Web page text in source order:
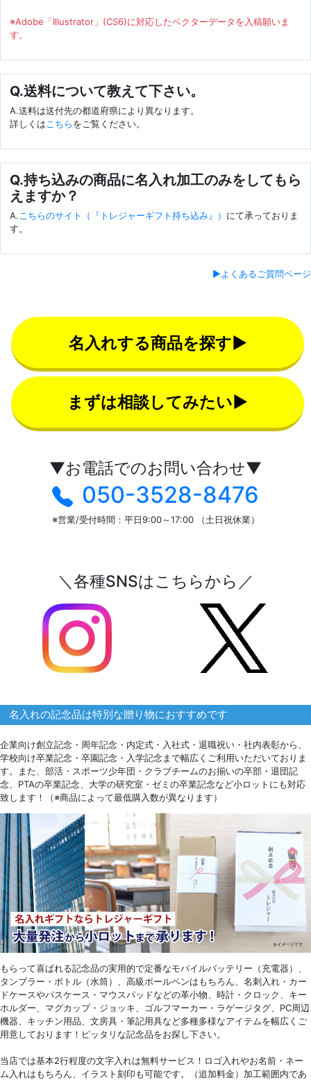
※Adobe「Illustrator」(CS6)に対応したベクターデータを入稿願いま
す。
Q.送料について教えて下さい。
A.送料は送付先の都道府県により異なります。
詳しくは こちらをご覧ください。
Q.持ち込みの商品に名入れ加工のみをしてもら
えますか？
A. こちらのサイト（『トレジャーギフト持ち込み』） にて承っておりま
す。
▶よくあるご質問ページ
名入れする商品を探す▶
まずは相談してみたい▶
▼お電話でのお問い合わせ▼
050-3528-8476
※営業/受付時間：平日9:00～17:00 （土日祝休業）
＼各種SNSはこちらから／
名入れの記念品は特別な贈り物におすすめです
企業向け創立記念・周年記念・内定式・入社式・退職祝い・社内表彰から、
学校向け卒業記念・卒園記念・入学記念まで幅広くご利用いただいておりま
す。また、部活・スポーツ少年団・クラブチームのお揃いの卒部・退団記
念、PTAの卒業記念、大学の研究室・ゼミの卒業記念など小ロットにも対応
致します！（※商品によって最低購入数が異なります）
もらって喜ばれる記念品の実用的で定番なモバイルバッテリー（充電器）、
タンブラー・ボトル（水筒）、高級ボールペンはもちろん、名刺入れ・カー
ドケースやパスケース・マウスパッドなどの革小物、時計・クロック、キー
ホルダー、マグカップ・ジョッキ、ゴルフマーカー・ラゲージタグ、PC周辺
機器、キッチン用品、文房具・筆記用具など多種多様なアイテムを幅広くご
用意しております！ピッタリな記念品をお探し下さい。
当店では基本2行程度の文字入れは無料サービス！ロゴ入れやお名前・ネー
ム入れはもちろん、イラスト刻印も可能です。（追加料金）加工範囲内であ